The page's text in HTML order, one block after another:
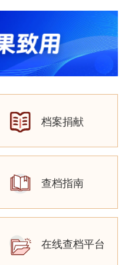
档案捐献
查档指南
在线查档平台